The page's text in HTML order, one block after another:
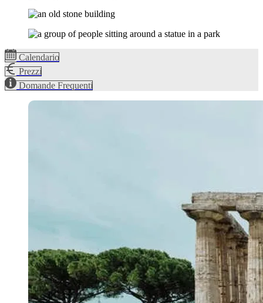
Calendario
Prezzi
Domande Frequenti